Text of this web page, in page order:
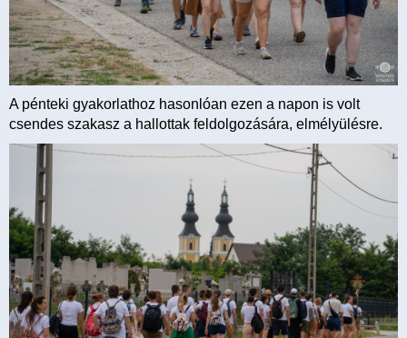
A pénteki gyakorlathoz hasonlóan ezen a napon is volt
csendes szakasz a hallottak feldolgozására, elmélyülésre.